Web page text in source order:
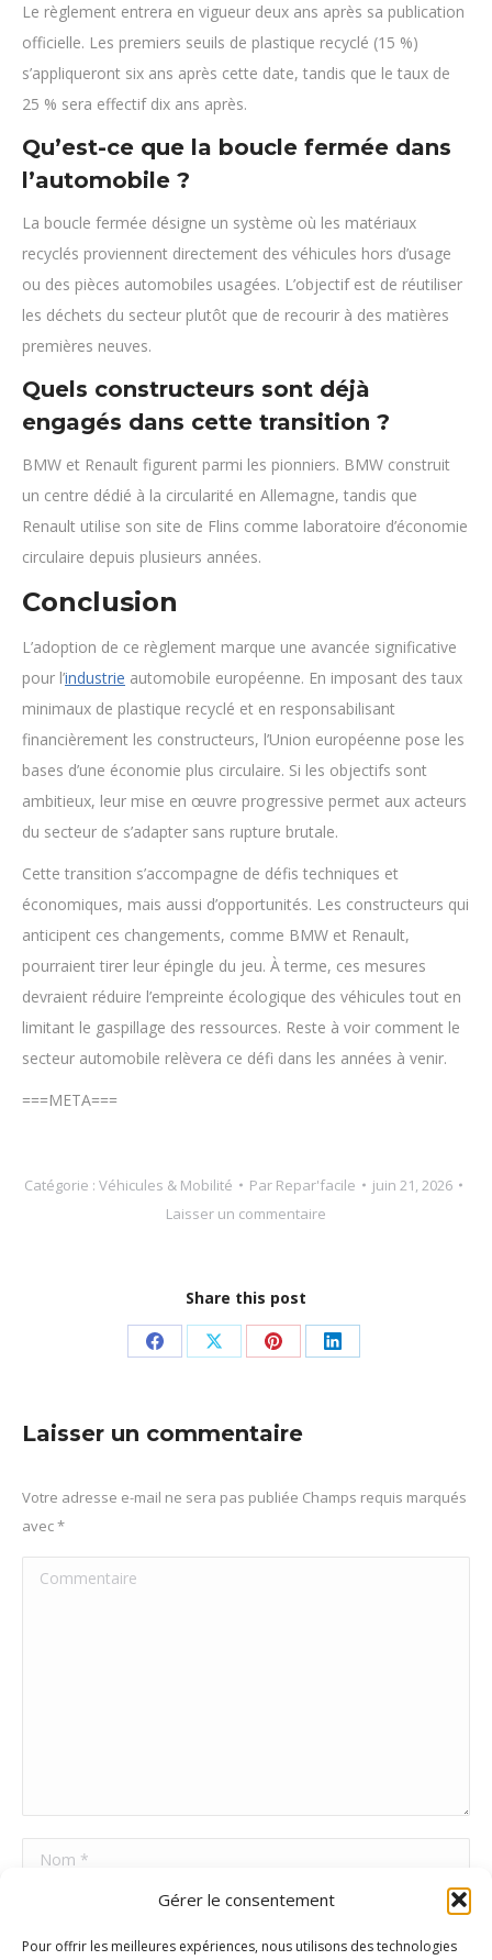
Gérer le consentement
Pour offrir les meilleures expériences, nous utilisons des technologies
Le règlement entrera en vigueur deux ans après sa publication
officielle. Les premiers seuils de plastique recyclé (15 %)
s’appliqueront six ans après cette date, tandis que le taux de
25 % sera effectif dix ans après.
Qu’est-ce que la boucle fermée dans
l’automobile ?
La boucle fermée désigne un système où les matériaux
recyclés proviennent directement des véhicules hors d’usage
ou des pièces automobiles usagées. L’objectif est de réutiliser
les déchets du secteur plutôt que de recourir à des matières
premières neuves.
Quels constructeurs sont déjà
engagés dans cette transition ?
BMW et Renault figurent parmi les pionniers. BMW construit
un centre dédié à la circularité en Allemagne, tandis que
Renault utilise son site de Flins comme laboratoire d’économie
circulaire depuis plusieurs années.
Conclusion
L’adoption de ce règlement marque une avancée significative
pour l’industrie automobile européenne. En imposant des taux
minimaux de plastique recyclé et en responsabilisant
financièrement les constructeurs, l’Union européenne pose les
bases d’une économie plus circulaire. Si les objectifs sont
ambitieux, leur mise en œuvre progressive permet aux acteurs
du secteur de s’adapter sans rupture brutale.
Cette transition s’accompagne de défis techniques et
économiques, mais aussi d’opportunités. Les constructeurs qui
anticipent ces changements, comme BMW et Renault,
pourraient tirer leur épingle du jeu. À terme, ces mesures
devraient réduire l’empreinte écologique des véhicules tout en
limitant le gaspillage des ressources. Reste à voir comment le
secteur automobile relèvera ce défi dans les années à venir.
===META===
Catégorie : Véhicules & Mobilité Par Repar'facile
juin 21, 2026
Laisser un commentaire
Share this post
PartagerPartagerPartager
Pinterest
Partager
Laisser un commentaire
Votre adresse e-mail ne sera pas publiée Champs requis marqués
avec*
Commentaire
Nom *